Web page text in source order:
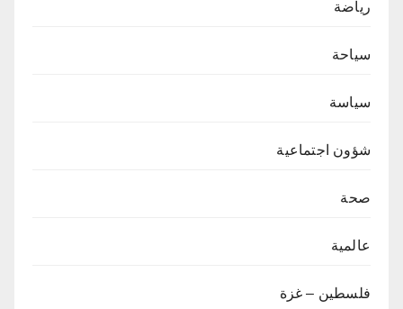
رياضة
سياحة
سياسة
شؤون اجتماعية
صحة
عالمية
فلسطين – غزة